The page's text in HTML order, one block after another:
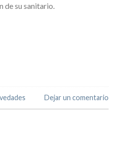
de su sanitario.
Dejar un comentario